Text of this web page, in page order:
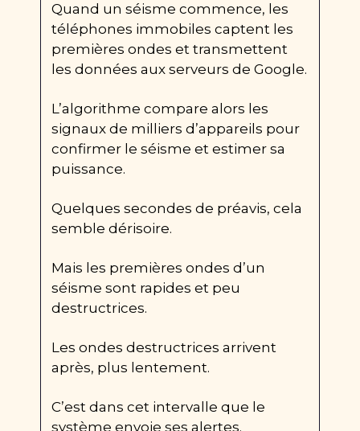
Quand un séisme commence, les
téléphones immobiles captent les
premières ondes et transmettent
les données aux serveurs de Google.
L’algorithme compare alors les
signaux de milliers d’appareils pour
confirmer le séisme et estimer sa
puissance.
Quelques secondes de préavis, cela
semble dérisoire.
Mais les premières ondes d’un
séisme sont rapides et peu
destructrices.
Les ondes destructrices arrivent
après, plus lentement.
C’est dans cet intervalle que le
système envoie ses alertes.